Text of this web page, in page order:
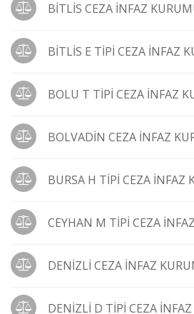
BİTLİS CEZA İNFAZ
BİTLİS E TİPİ CEZA İNFAZ
BOLU T TİPİ CEZA İNFAZ
BOLVADİN CEZA İNFAZ
BURSA H TİPİ CEZA İNFAZ
CEYHAN M TİPİ CEZA
DENİZLİ CEZA İNFAZ
DENİZLİ D TİPİ CEZA